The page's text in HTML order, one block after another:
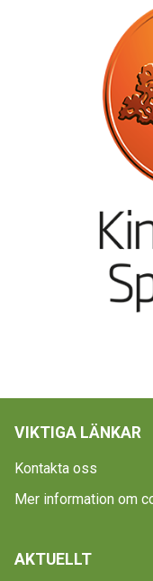
VIKTIGA LÄNKAR
Kontakta oss
Mer information om
AKTUELLT